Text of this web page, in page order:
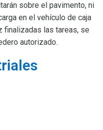
sobre el pavimento, ni
en el vehículo de caja
finalizadas las tareas, se
autorizado.